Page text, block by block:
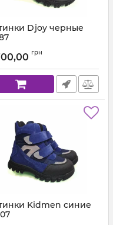
Djoy черные
грн
Kidmen синие